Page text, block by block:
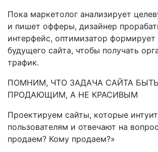
Пока маркетолог анализирует
и пишет офферы, дизайнер
интерфейс, оптимизатор формирует
будущего сайта, чтобы получать
трафик.
ПОМНИМ, ЧТО ЗАДАЧА САЙТА БЫТЬ
ПРОДАЮЩИМ, А НЕ КРАСИВЫМ
Проектируем сайты, которые
пользователям и отвечают на
продаем? Кому продаем?»